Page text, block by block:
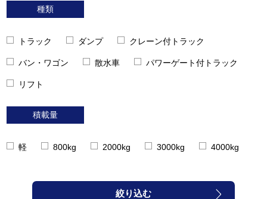
種類
トラック ダンプ クレーン付トラック
バン・ワゴン 散水車 パワーゲート付トラック
リフト
積載量
軽 800kg 2000kg 3000kg 4000kg
絞り込む